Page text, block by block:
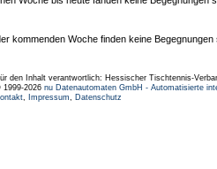
kommenden Woche finden keine Begegnungen
den Inhalt verantwortlich: Hessischer Tischtennis-
1999-2026 nu Datenautomaten GmbH - Automatisierte
, Impressum, Datenschutz